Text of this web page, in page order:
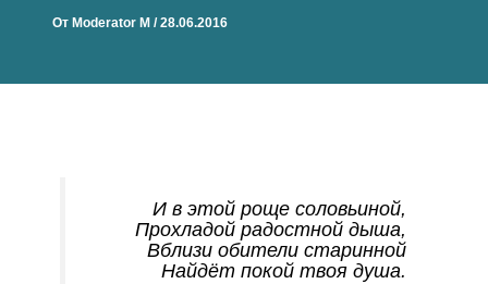
От Moderator M /28.06.2016
И в этой роще соловьиной,
Прохладой радостной дыша,
Вблизи обители старинной
Найдёт покой твоя душа.